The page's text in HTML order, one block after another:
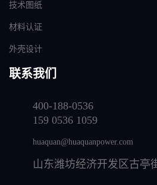
技术图纸
材料认证
外壳设计
联系我们
400-188-0536
159 0536 1059
huaquan@huaquanpower.com
山东潍坊经济开发区古亭